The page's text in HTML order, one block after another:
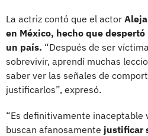
La actriz contó que el actor
en México, hecho que
un país. “Después de ser
sobrevivir, aprendí muchas
saber ver las señales de
justificarlos”, expresó.
“Es definitivamente inaceptable
buscan afanosamente justificar